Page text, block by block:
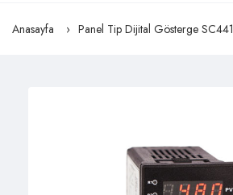
Anasayfa Panel Tip Dijital Gösterge SC441